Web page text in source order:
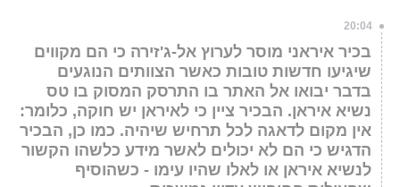
20:04
בכיר איראני מוסר לערוץ אל-ג'זירה כי הם מקווים
שיגיעו חדשות טובות כאשר הצוותים הנוגעים
בדבר יבואו אל האתר בו התרסק המסוק בו טס
נשיא איראן. הבכיר ציין כי לאיראן יש חוקה, כלומר:
אין מקום לדאגה לכל תרחיש שיהיה. כמו כן, הבכיר
הדגיש כי הם לא יכולים לאשר מידע כלשהו הקשור
לנשיא איראן או לאלו שהיו עימו - כשהוסיף